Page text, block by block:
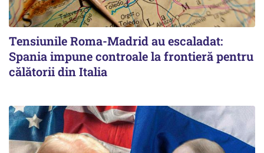
Tensiunile Roma-Madrid au escaladat:
Spania impune controale la frontieră pentru
călătorii din Italia